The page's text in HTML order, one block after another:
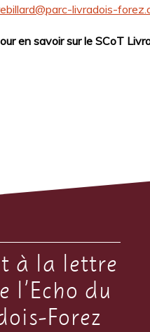
livradois-
en savoir sur le SCoT
à la lettre
l’Echo du
Forez